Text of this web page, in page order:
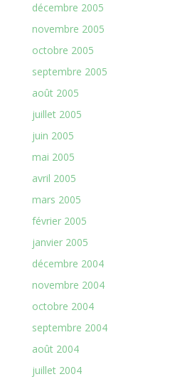
décembre 2005
novembre 2005
octobre 2005
septembre 2005
août 2005
juillet 2005
juin 2005
mai 2005
avril 2005
mars 2005
février 2005
janvier 2005
décembre 2004
novembre 2004
octobre 2004
septembre 2004
août 2004
juillet 2004